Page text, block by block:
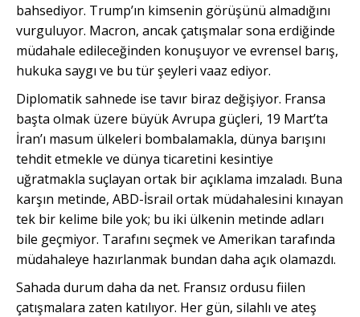
bahsediyor. Trump’ın kimsenin görüşünü almadığını
vurguluyor. Macron, ancak çatışmalar sona erdiğinde
müdahale edileceğinden konuşuyor ve evrensel barış,
hukuka saygı ve bu tür şeyleri vaaz ediyor.
Diplomatik sahnede ise tavır biraz değişiyor. Fransa
başta olmak üzere büyük Avrupa güçleri, 19 Mart’ta
İran’ı masum ülkeleri bombalamakla, dünya barışını
tehdit etmekle ve dünya ticaretini kesintiye
uğratmakla suçlayan ortak bir açıklama imzaladı. Buna
karşın metinde, ABD-İsrail ortak müdahalesini kınayan
tek bir kelime bile yok; bu iki ülkenin metinde adları
bile geçmiyor. Tarafını seçmek ve Amerikan tarafında
müdahaleye hazırlanmak bundan daha açık olamazdı.
Sahada durum daha da net. Fransız ordusu fiilen
çatışmalara zaten katılıyor. Her gün, silahlı ve ateş